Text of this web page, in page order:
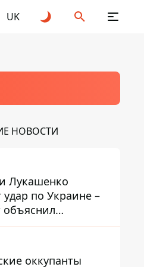
UK
НОВОСТИ
Лукашенко
удар по Украине –
объяснил
назначение
бригады
оккупанты